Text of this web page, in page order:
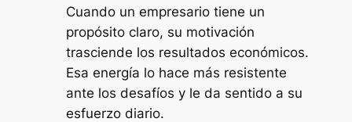
Cuando un empresario tiene un
propósito claro, su motivación
trasciende los resultados económicos.
Esa energía lo hace más resistente
ante los desafíos y le da sentido a su
esfuerzo diario.